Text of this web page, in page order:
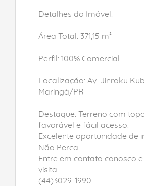
Detalhes do Imóvel:
Área Total: 371,15 m²
Perfil: 100% Comercial
Localização: Av. Jinroku
Maringá/PR
Destaque: Terreno com
favorável e fácil acesso.
Excelente oportunidade de
Não Perca!
Entre em contato conosco
visita.
(44)3029-1990